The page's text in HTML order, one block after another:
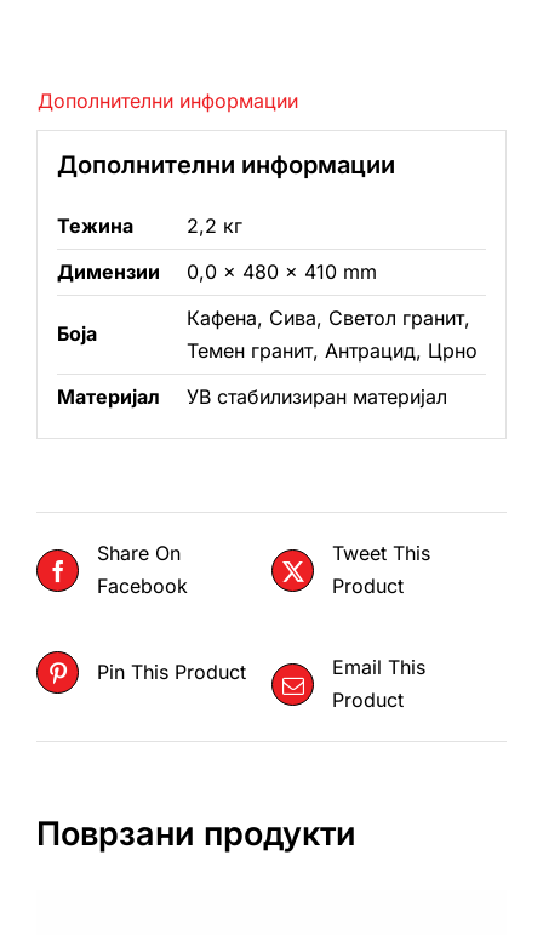
Дополнителни информации
Дополнителни информации
Тежина
2,2 кг
Димензии
0,0 × 480 × 410 mm
Боја
Кафена, Сива, Светол гранит,
Темен гранит, Антрацид, Црно
Материјал
УВ стабилизиран материјал
Share On
Facebook
Tweet This
Product
Pin This Product
Email This
Product
Поврзани продукти